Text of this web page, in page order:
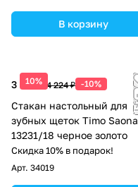
В корзину
10%
3 802 ₽ 4 224 ₽ -10%
Стакан настольный для
зубных щеток Timo Saona
13231/18 черное золото
Скидка 10% в подарок!
Арт. 34019